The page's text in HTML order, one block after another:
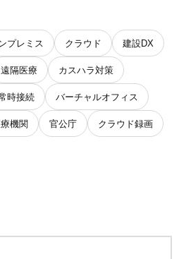
プレミス クラウド 建設DX
遠隔医療 カスハラ対策
時接続 バーチャルオフィス
機関 官公庁 クラウド録画